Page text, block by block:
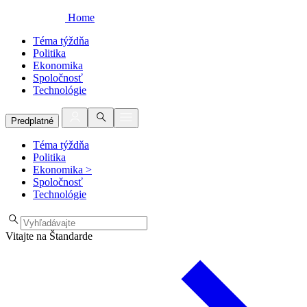
Home
Téma týždňa
Politika
Ekonomika
Spoločnosť
Technológie
Predplatné
Téma týždňa
Politika
Ekonomika >
Spoločnosť
Technológie
Vitajte na Štandarde